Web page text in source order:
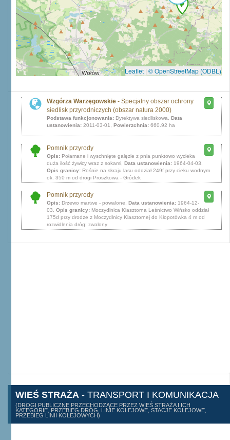
Leaflet | © OpenStreetMap (ODBL)
Wzgórza Warzęgowskie - Specjalny obszar ochrony
siedlisk przyrodniczych (obszar natura 2000)
Podstawa funkcjonowania: Dyrektywa siedliskowa, Data
ustanowienia: 2011-03-01, Powierzchnia: 660.92 ha
Pomnik przyrody
Opis: Połamane i wyschnięte gałęzie z pnia punktowo wycieka
duża ilość żywicy wraz z sokami, Data ustanowienia: 1964-04-03,
Opis granicy: Rośnie na skraju lasu oddział 249f przy cieku wodnym
ok. 350 m od drogi Proszkowa - Gródek
Pomnik przyrody
Opis: Drzewo martwe - powalone, Data ustanowienia: 1964-12-
03, Opis granicy: Moczydlnica Klasztorna Leśnictwo Wińsko oddział
175d przy drodze z Moczydlnicy Klasztornej do Kłopotówka 4 m od
rozwidlenia dróg; zwalony
WIEŚ STRAŻA - TRANSPORT I KOMUNIKACJA
(DROGI PUBLICZNE PRZECHODZĄCE PRZEZ WIEŚ STRAŻA I ICH
KATEGORIE, PRZEBIEG DRÓG, LINIE KOLEJOWE, STACJE KOLEJOWE,
PRZEBIEG LINII KOLEJOWYCH)